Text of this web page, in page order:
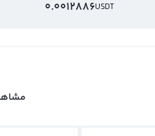
USDT
0.0012886